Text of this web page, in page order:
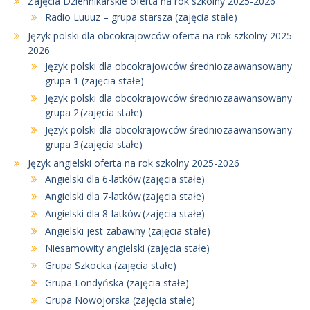
Radio Luuuz – grupa starsza (zajęcia stałe)
Język polski dla obcokrajowców oferta na rok szkolny 2025-
2026
Język polski dla obcokrajowców średniozaawansowany
grupa 1 (zajęcia stałe)
Język polski dla obcokrajowców średniozaawansowany
grupa 2 (zajęcia stałe)
Język polski dla obcokrajowców średniozaawansowany
grupa 3 (zajęcia stałe)
Język angielski oferta na rok szkolny 2025-2026
Angielski dla 6-latków (zajęcia stałe)
Angielski dla 7-latków (zajęcia stałe)
Angielski dla 8-latków (zajęcia stałe)
Angielski jest zabawny (zajęcia stałe)
Niesamowity angielski (zajęcia stałe)
Grupa Szkocka (zajęcia stałe)
Grupa Londyńska (zajęcia stałe)
Grupa Nowojorska (zajęcia stałe)